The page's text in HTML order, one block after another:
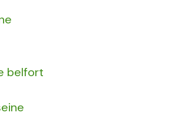
belfort